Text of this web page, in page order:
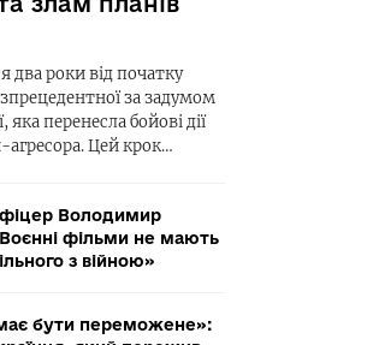
два роки від початку
за задумом
перенесла бойові дії
Цей крок…
Володимир
фільми не мають
з війною»
бути переможене»: